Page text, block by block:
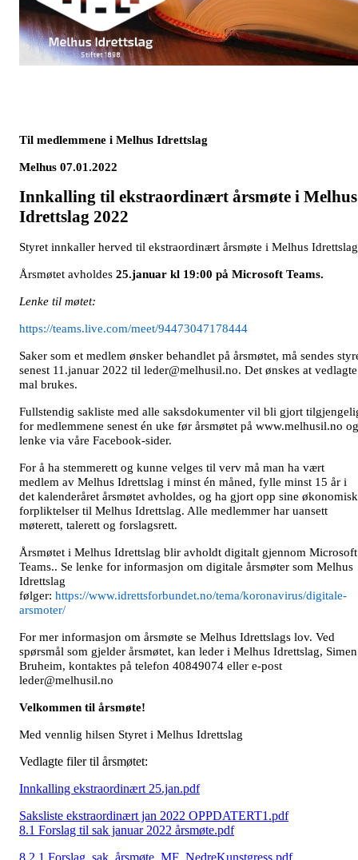
Til medlemmene i Melhus Idrettslag
Melhus 07.01.2022
Innkalling til ekstraordinært årsmøte i Melhus
Idrettslag 2022
Styret innkaller herved til ekstraordinært årsmøte i Melhus
Årsmøtet avholdes 25.januar kl 19:00 på Microsoft Teams.
Lenke til møtet:
https://teams.live.com/meet/94473047178444
Saker som et medlem ønsker behandlet på årsmøtet, må sendes
senest 11.januar 2022 til leder@melhusil.no. Det ønskes at vedlagte
mal brukes.
Fullstendig sakliste med alle saksdokumenter vil bli gjort
for medlemmene senest én uke før årsmøtet på www.melhusil.no og
lenke via våre Facebook-sider.
For å ha stemmerett og kunne velges til verv må man ha vært
medlem av Melhus Idrettslag i minst én måned, fylle minst 15 år i
det kalenderåret årsmøtet avholdes, og ha gjort opp sine
forpliktelser til Melhus Idrettslag. Alle medlemmer har uansett
møterett, talerett og forslagsrett.
Årsmøtet i Melhus Idrettslag blir avholdt digitalt gjennom Microsoft
Teams.. Se lenke for informasjon om digitale årsmøter som Melhus
Idrettslag
følger: https://www.idrettsforbundet.no/tema/koronavirus/digitale-
arsmoter/
For mer informasjon om årsmøte se Melhus Idrettslags lov. Ved
spørsmål som gjelder årsmøtet, kan leder i Melhus Idrettslag, Simen
Bruheim, kontaktes på telefon 40849074 eller e-post
leder@melhusil.no
Velkommen til årsmøte!
Med vennlig hilsen Styret i Melhus Idrettslag
Vedlagte filer til årsmøtet:
Innkalling ekstraordinært 25.jan.pdf
Saksliste ekstraordinært jan 2022 OPPDATERT1.pdf
8.1 Forslag til sak januar 2022 årsmøte.pdf
8.2.1 Forslag_sak_årsmøte_MF_NedreKunstgress.pdf